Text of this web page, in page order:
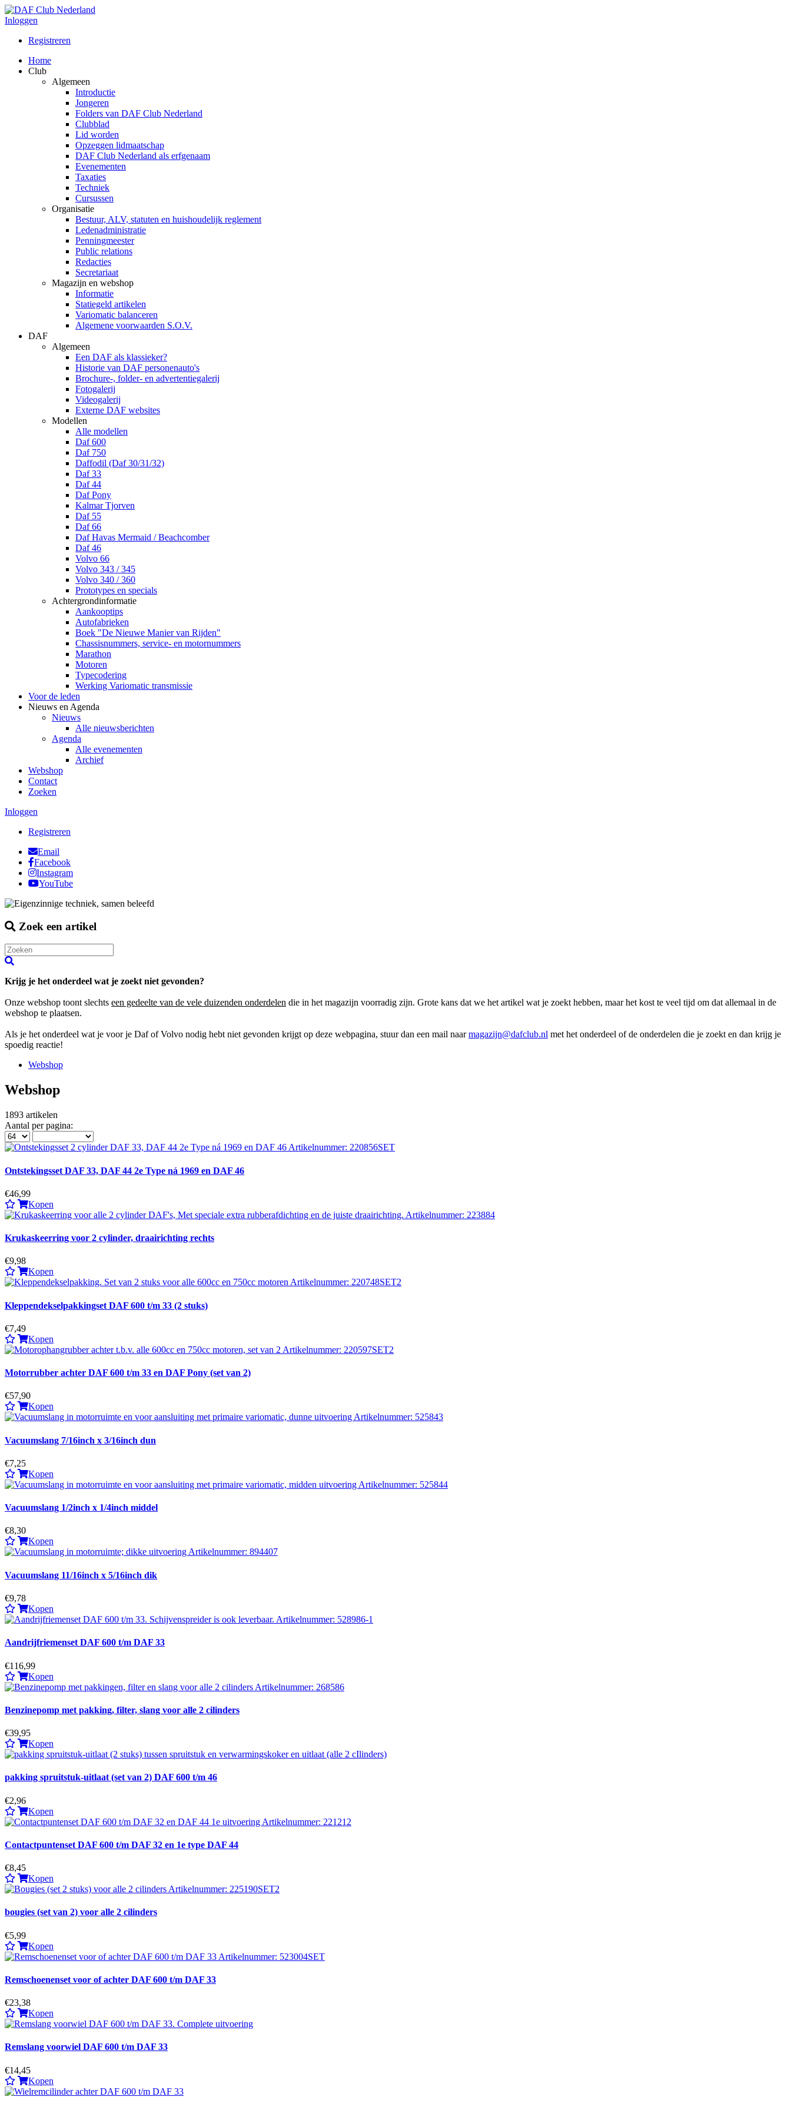
Inloggen
Registreren
Home
Club
Algemeen
Introductie
Jongeren
Folders van DAF Club Nederland
Clubblad
Lid worden
Opzeggen lidmaatschap
DAF Club Nederland als erfgenaam
Evenementen
Taxaties
Techniek
Cursussen
Organisatie
Bestuur, ALV, statuten en huishoudelijk reglement
Ledenadministratie
Penningmeester
Public relations
Redacties
Secretariaat
Magazijn en webshop
Informatie
Statiegeld artikelen
Variomatic balanceren
Algemene voorwaarden S.O.V.
DAF
Algemeen
Een DAF als klassieker?
Historie van DAF personenauto's
Brochure-, folder- en advertentiegalerij
Fotogalerij
Videogalerij
Externe DAF websites
Modellen
Alle modellen
Daf 600
Daf 750
Daffodil (Daf 30/31/32)
Daf 33
Daf 44
Daf Pony
Kalmar Tjorven
Daf 55
Daf 66
Daf Havas Mermaid / Beachcomber
Daf 46
Volvo 66
Volvo 343 / 345
Volvo 340 / 360
Prototypes en specials
Achtergrondinformatie
Aankooptips
Autofabrieken
Boek "De Nieuwe Manier van Rijden"
Chassisnummers, service- en motornummers
Marathon
Motoren
Typecodering
Werking Variomatic transmissie
Voor de leden
Nieuws en Agenda
Nieuws
Alle nieuwsberichten
Agenda
Alle evenementen
Archief
Webshop
Contact
Zoeken
Inloggen
Registreren
Email
Facebook
Instagram
YouTube
Zoek een artikel
Krijg je het onderdeel wat je zoekt niet gevonden?
Onze webshop toont slechts een gedeelte van de vele duizenden onderdelen die in het magazijn voorradig zijn. Grote kans dat we het artikel wat je zoekt hebben, maar het kost te veel tijd om dat allemaal in de
webshop te plaatsen.
Als je het onderdeel wat je voor je Daf of Volvo nodig hebt niet gevonden krijgt op deze webpagina, stuur dan een mail naarmagazijn@dafclub.nl met het onderdeel of de onderdelen die je zoekt en dan krijg je
spoedig reactie!
Webshop
Webshop
1893 artikelen
Aantal per pagina:
Ontstekingsset DAF 33, DAF 44 2e Type ná 1969 en DAF 46
€46,99
Kopen
Krukaskeerring voor 2 cylinder, draairichting rechts
€9,98
Kopen
Kleppendekselpakkingset DAF 600 t/m 33 (2 stuks)
€7,49
Kopen
Motorrubber achter DAF 600 t/m 33 en DAF Pony (set van 2)
€57,90
Kopen
Vacuumslang 7/16inch x 3/16inch dun
€7,25
Kopen
Vacuumslang 1/2inch x 1/4inch middel
€8,30
Kopen
Vacuumslang 11/16inch x 5/16inch dik
€9,78
Kopen
Aandrijfriemenset DAF 600 t/m DAF 33
€116,99
Kopen
Benzinepomp met pakking, filter, slang voor alle 2 cilinders
€39,95
Kopen
pakking spruitstuk-uitlaat (set van 2) DAF 600 t/m 46
€2,96
Kopen
Contactpuntenset DAF 600 t/m DAF 32 en 1e type DAF 44
€8,45
Kopen
bougies (set van 2) voor alle 2 cilinders
€5,99
Kopen
Remschoenenset voor of achter DAF 600 t/m DAF 33
€23,38
Kopen
Remslang voorwiel DAF 600 t/m DAF 33
€14,45
Kopen